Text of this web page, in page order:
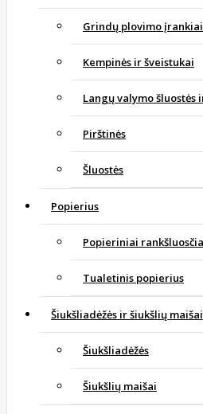
Grindų plovimo
Kempinės ir šveistukai
Langų valymo šluostės
Pirštinės
Šluostės
Popierius
Popieriniai
Tualetinis popierius
Šiukšliadėžės ir šiukšlių maišai
Šiukšliadėžės
Šiukšlių maišai